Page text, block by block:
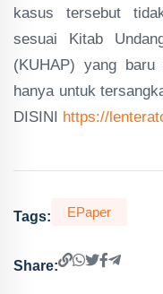
kasus tersebut
sesuai Kitab
(KUHAP) yang baru
hanya untuk
DISINI https://
Tags: EPaper
Share: